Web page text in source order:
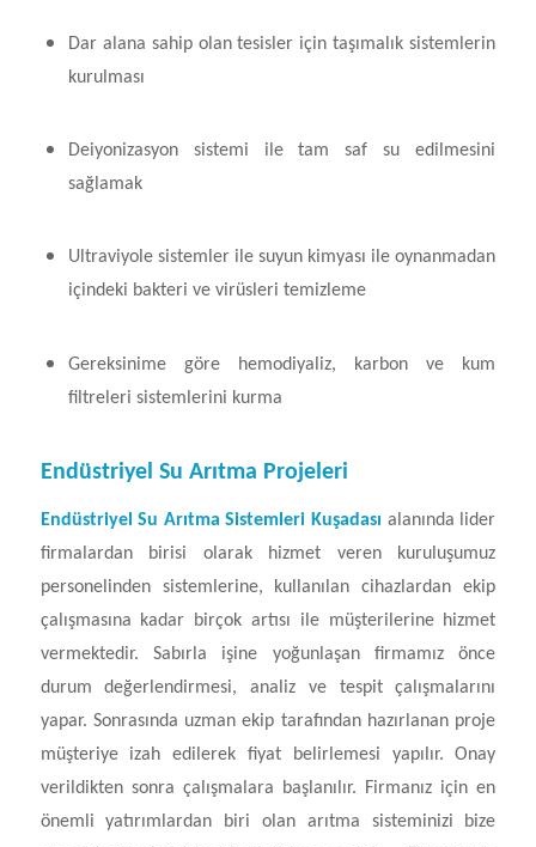
Dar alana sahip olan tesisler için taşımalık sistemlerin
kurulması
Deiyonizasyon sistemi ile tam saf su edilmesini
sağlamak
Ultraviyole sistemler ile suyun kimyası ile oynanmadan
içindeki bakteri ve virüsleri temizleme
Gereksinime göre hemodiyaliz, karbon ve kum
filtreleri sistemlerini kurma
Endüstriyel Su Arıtma Projeleri
Endüstriyel Su Arıtma Sistemleri Kuşadası alanında lider
firmalardan birisi olarak hizmet veren kuruluşumuz
personelinden sistemlerine, kullanılan cihazlardan ekip
çalışmasına kadar birçok artısı ile müşterilerine hizmet
vermektedir. Sabırla işine yoğunlaşan firmamız önce
durum değerlendirmesi, analiz ve tespit çalışmalarını
yapar. Sonrasında uzman ekip tarafından hazırlanan proje
müşteriye izah edilerek fiyat belirlemesi yapılır. Onay
verildikten sonra çalışmalara başlanılır. Firmanız için en
önemli yatırımlardan biri olan arıtma sisteminizi bize